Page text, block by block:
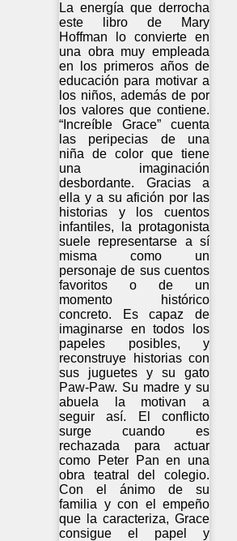
La energía que derrocha
este libro de Mary
Hoffman lo convierte en
una obra muy empleada
en los primeros años de
educación para motivar a
los niños, además de por
los valores que contiene.
“Increíble Grace” cuenta
las peripecias de una
niña de color que tiene
una imaginación
desbordante. Gracias a
ella y a su afición por las
historias y los cuentos
infantiles, la protagonista
suele representarse a sí
misma como un
personaje de sus cuentos
favoritos o de un
momento histórico
concreto. Es capaz de
imaginarse en todos los
papeles posibles, y
reconstruye historias con
sus juguetes y su gato
Paw-Paw. Su madre y su
abuela la motivan a
seguir así. El conflicto
surge cuando es
rechazada para actuar
como Peter Pan en una
obra teatral del colegio.
Con el ánimo de su
familia y con el empeño
que la caracteriza, Grace
consigue el papel y